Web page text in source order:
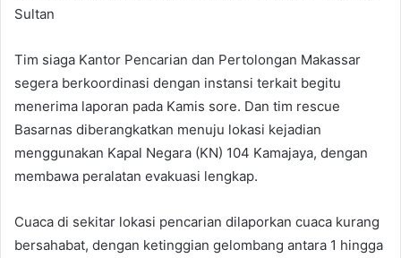
Sultan
Tim siaga Kantor Pencarian dan Pertolongan Makassar
segera berkoordinasi dengan instansi terkait begitu
menerima laporan pada Kamis sore. Dan tim rescue
Basarnas diberangkatkan menuju lokasi kejadian
menggunakan Kapal Negara (KN) 104 Kamajaya, dengan
membawa peralatan evakuasi lengkap.
Cuaca di sekitar lokasi pencarian dilaporkan cuaca kurang
bersahabat, dengan ketinggian gelombang antara 1 hingga